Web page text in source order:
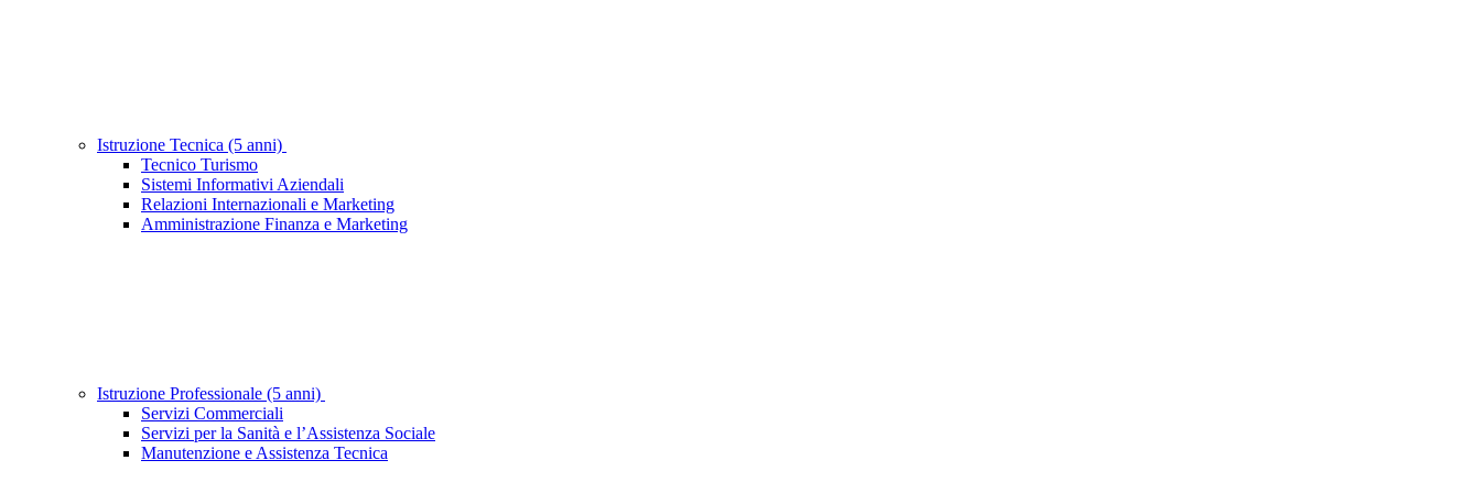
Istruzione Tecnica (5 anni)
Tecnico Turismo
Sistemi Informativi Aziendali
Relazioni Internazionali e Marketing
Amministrazione Finanza e Marketing
Istruzione Professionale (5 anni)
Servizi Commerciali
Servizi per la Sanità e l’Assistenza Sociale
Manutenzione e Assistenza Tecnica